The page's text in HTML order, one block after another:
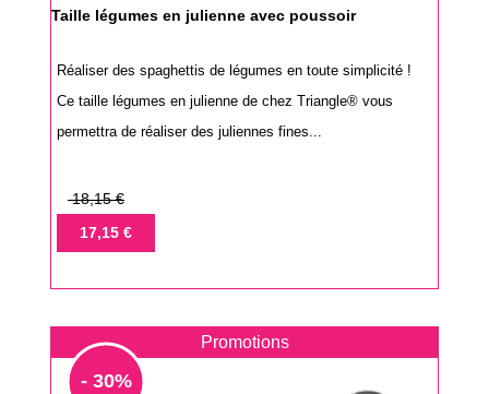
Taille légumes en julienne avec poussoir
Réaliser des spaghettis de légumes en toute simplicité !
Ce taille légumes en julienne de chez Triangle® vous
permettra de réaliser des juliennes fines...
Prix
base
18,15 €
Prix17,15 €
Promotions
- 30%